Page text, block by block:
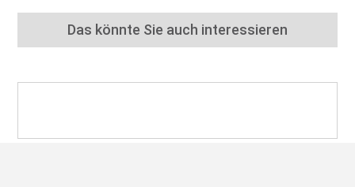
Das könnte Sie auch interessieren